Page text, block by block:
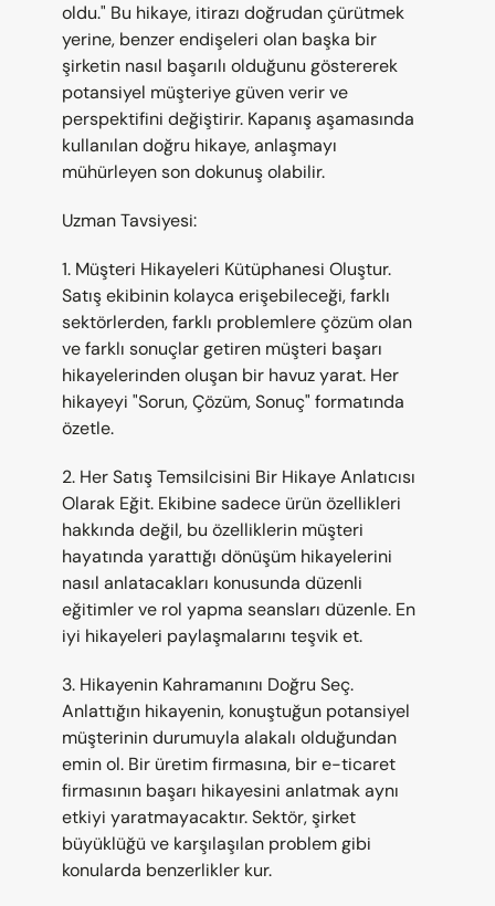
oldu." Bu hikaye, itirazı doğrudan çürütmek
yerine, benzer endişeleri olan başka bir
şirketin nasıl başarılı olduğunu göstererek
potansiyel müşteriye güven verir ve
perspektifini değiştirir. Kapanış aşamasında
kullanılan doğru hikaye, anlaşmayı
mühürleyen son dokunuş olabilir.
Uzman Tavsiyesi:
1. Müşteri Hikayeleri Kütüphanesi Oluştur.
Satış ekibinin kolayca erişebileceği, farklı
sektörlerden, farklı problemlere çözüm olan
ve farklı sonuçlar getiren müşteri başarı
hikayelerinden oluşan bir havuz yarat. Her
hikayeyi "Sorun, Çözüm, Sonuç" formatında
özetle.
2. Her Satış Temsilcisini Bir Hikaye Anlatıcısı
Olarak Eğit. Ekibine sadece ürün özellikleri
hakkında değil, bu özelliklerin müşteri
hayatında yarattığı dönüşüm hikayelerini
nasıl anlatacakları konusunda düzenli
eğitimler ve rol yapma seansları düzenle. En
iyi hikayeleri paylaşmalarını teşvik et.
3. Hikayenin Kahramanını Doğru Seç.
Anlattığın hikayenin, konuştuğun potansiyel
müşterinin durumuyla alakalı olduğundan
emin ol. Bir üretim firmasına, bir e-ticaret
firmasının başarı hikayesini anlatmak aynı
etkiyi yaratmayacaktır. Sektör, şirket
büyüklüğü ve karşılaşılan problem gibi
konularda benzerlikler kur.